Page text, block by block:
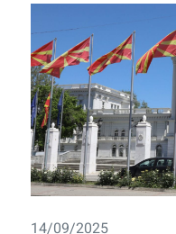
14/09/2025